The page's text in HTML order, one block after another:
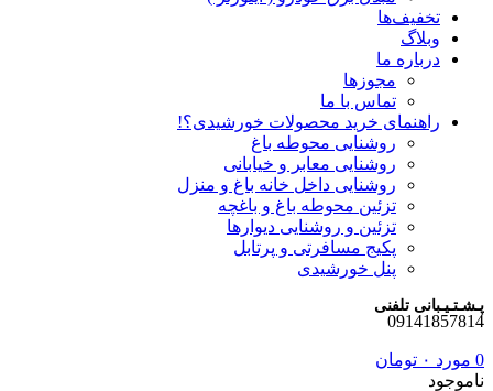
تخفیف‌ها
وبلاگ
درباره ما
مجوزها
تماس با ما
راهنمای خرید محصولات خورشیدی؟!
روشنایی محوطه باغ
روشنایی معابر و خیابانی
روشنایی داخل خانه باغ و منزل
تزئین محوطه باغ و باغچه
تزئین و روشنایی دیوارها
پکیج مسافرتی و پرتابل
پنل خورشیدی
پـشـتـیـبانی تلفنی
09141857814
0 مورد ۰ تومان
ناموجود